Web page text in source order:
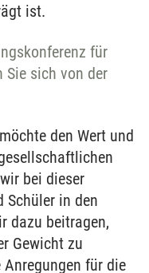
ist.
für
Sie sich von der
den Wert und
bei dieser
Schüler in den
dazu beitragen,
Gewicht zu
für die